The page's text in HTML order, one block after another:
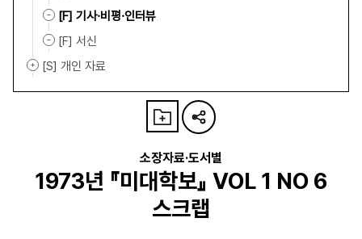
[F] 기사·비평·인터뷰
[F] 서신
[S] 개인 자료
소장자료·도서별
1973년 『미대학보』 VOL 1 NO 6
스크랩